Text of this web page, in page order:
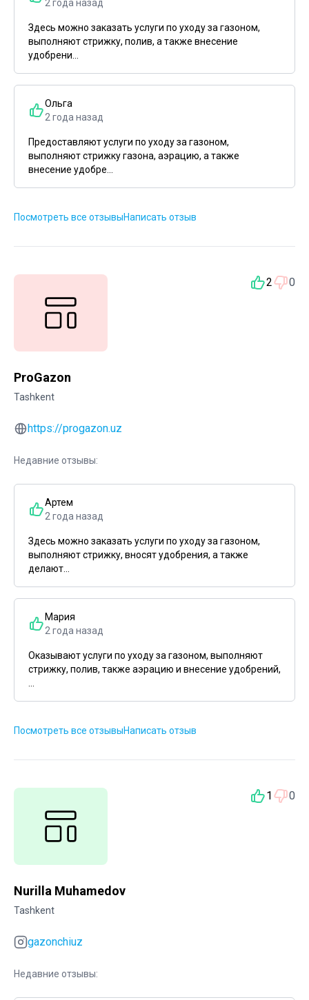
2 года назад
Здесь можно заказать услуги по уходу за газоном,
выполняют стрижку, полив, а также внесение
удобрени...
Ольга
2 года назад
Предоставляют услуги по уходу за газоном,
выполняют стрижку газона, аэрацию, а также
внесение удобре...
Посмотреть все отзывыНаписать отзыв
2 0
ProGazon
Tashkent
https://progazon.uz
Недавние отзывы:
Артем
2 года назад
Здесь можно заказать услуги по уходу за газоном,
выполняют стрижку, вносят удобрения, а также
делают...
Мария
2 года назад
Оказывают услуги по уходу за газоном, выполняют
стрижку, полив, также аэрацию и внесение удобрений,
Посмотреть все отзывыНаписать отзыв
1 0
Nurilla Muhamedov
Tashkent
gazonchiuz
Недавние отзывы: